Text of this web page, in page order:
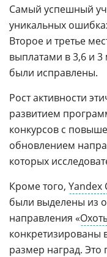
Самый успешный
уникальных
Второе и третье
выплатами в 3,6 и
были исправлены.
Рост активности
развитием
конкурсов с
обновлением
которых
Кроме того, Yandex
были выделены из
направления «
конкретизированы
размер наград.